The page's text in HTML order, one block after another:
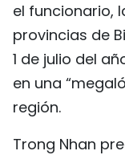
el funcionario,
provincias de
1 de julio del
en una
región.
Trong Nhan